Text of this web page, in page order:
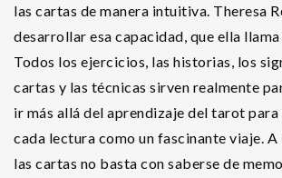
las cartas de manera intuitiva. Theresa
desarrollar esa capacidad, que ella llama
Todos los ejercicios, las historias, los
cartas y las técnicas sirven realmente
ir más allá del aprendizaje del tarot
cada lectura como un fascinante viaje. A
las cartas no basta con saberse de